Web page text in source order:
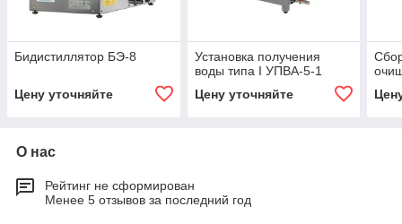
Бидистиллятор БЭ-8
Цену уточняйте
Установка получения
воды типа I УПВА-5-1
Цену уточняйте
О нас
Рейтинг не сформирован
Менее 5 отзывов за последний год